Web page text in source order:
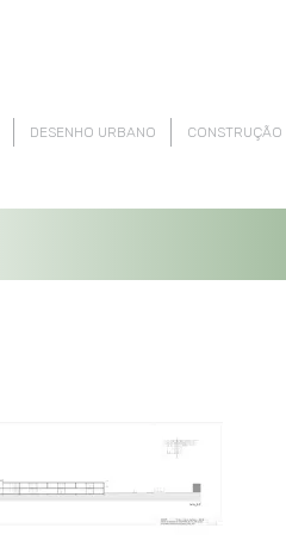
DESENHO URBANO CONSTRUÇÃO